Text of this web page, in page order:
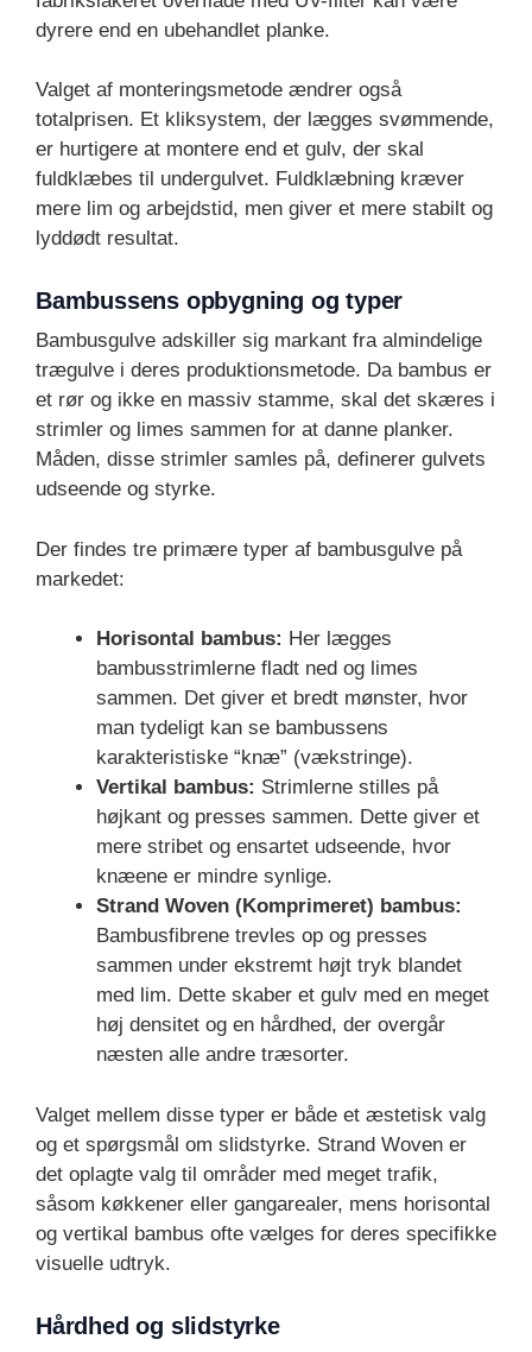
dyrere end en ubehandlet planke.
Valget af monteringsmetode ændrer også
totalprisen. Et kliksystem, der lægges svømmende,
er hurtigere at montere end et gulv, der skal
fuldklæbes til undergulvet. Fuldklæbning kræver
mere lim og arbejdstid, men giver et mere stabilt og
lyddødt resultat.
Bambussens opbygning og typer
Bambusgulve adskiller sig markant fra almindelige
trægulve i deres produktionsmetode. Da bambus er
et rør og ikke en massiv stamme, skal det skæres i
strimler og limes sammen for at danne planker.
Måden, disse strimler samles på, definerer gulvets
udseende og styrke.
Der findes tre primære typer af bambusgulve på
markedet:
Horisontal bambus: Her lægges
bambusstrimlerne fladt ned og limes
sammen. Det giver et bredt mønster, hvor
man tydeligt kan se bambussens
karakteristiske “knæ” (vækstringe).
Vertikal bambus: Strimlerne stilles på
højkant og presses sammen. Dette giver et
mere stribet og ensartet udseende, hvor
knæene er mindre synlige.
Strand Woven (Komprimeret) bambus:
Bambusfibrene trevles op og presses
sammen under ekstremt højt tryk blandet
med lim. Dette skaber et gulv med en meget
høj densitet og en hårdhed, der overgår
næsten alle andre træsorter.
Valget mellem disse typer er både et æstetisk valg
og et spørgsmål om slidstyrke. Strand Woven er
det oplagte valg til områder med meget trafik,
såsom køkkener eller gangarealer, mens horisontal
og vertikal bambus ofte vælges for deres specifikke
visuelle udtryk.
Hårdhed og slidstyrke